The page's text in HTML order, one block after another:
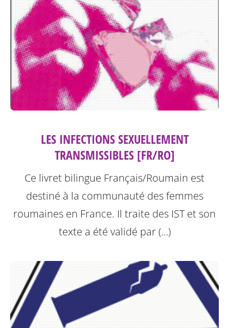
LES INFECTIONS SEXUELLEMENT
TRANSMISSIBLES [FR/RO]
Ce livret bilingue Français/Roumain est
destiné à la communauté des femmes
roumaines en France. Il traite des IST et son
texte a été validé par (…)